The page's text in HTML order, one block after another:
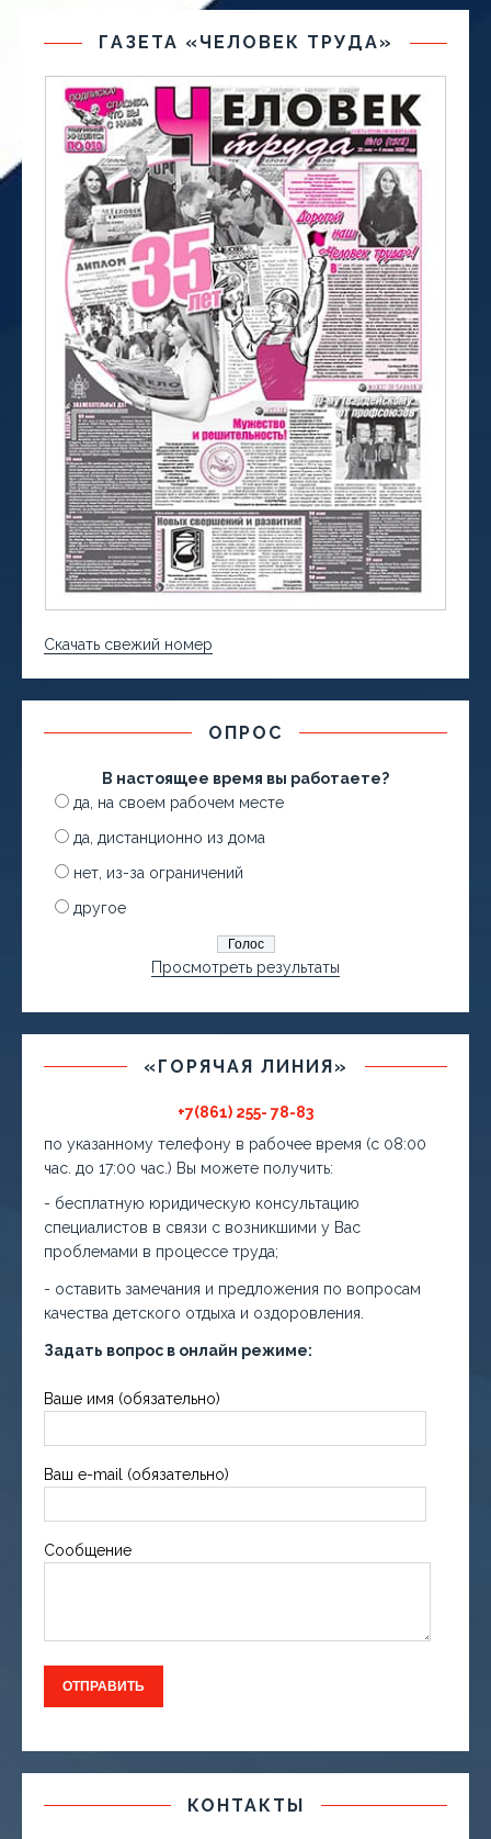
ГАЗЕТА «ЧЕЛОВЕК ТРУДА»
Скачать свежий номер
ОПРОС
В настоящее время вы работаете?
да, на своем рабочем месте
да, дистанционно из дома
нет, из-за ограничений
другое
Просмотреть результаты
«ГОРЯЧАЯ ЛИНИЯ»
+7(861) 255- 78-83
по указанному телефону в рабочее время (с 08:00
час. до 17:00 час.) Вы можете получить:
- бесплатную юридическую консультацию
специалистов в связи с возникшими у Вас
проблемами в процессе труда;
- оставить замечания и предложения по вопросам
качества детского отдыха и оздоровления.
Задать вопрос в онлайн режиме:
Ваше имя (обязательно)
Ваш e-mail (обязательно)
Сообщение
КОНТАКТЫ